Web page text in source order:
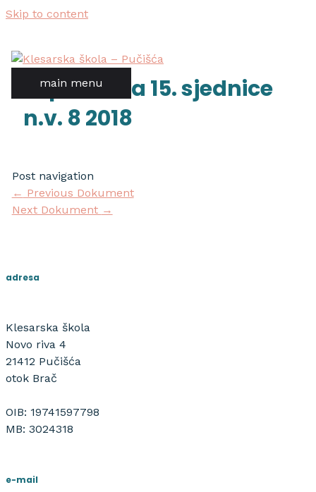
Skip to content
main menu
zapisnik sa 15. sjednice
n.v. 8 2018
Post navigation
← Previous Dokument
Next Dokument →
adresa
Klesarska škola
Novo riva 4
21412 Pučišća
otok Brač
OIB: 19741597798
MB: 3024318
e-mail